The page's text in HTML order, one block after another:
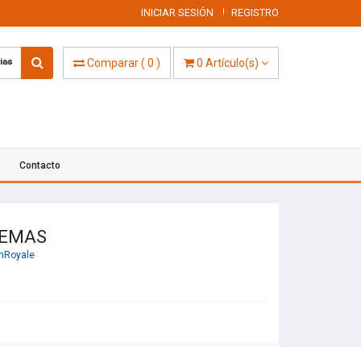
INICIAR SESIÓN REGISTRO
Comparar( 0 ) 0 Artículo(s)
Contacto